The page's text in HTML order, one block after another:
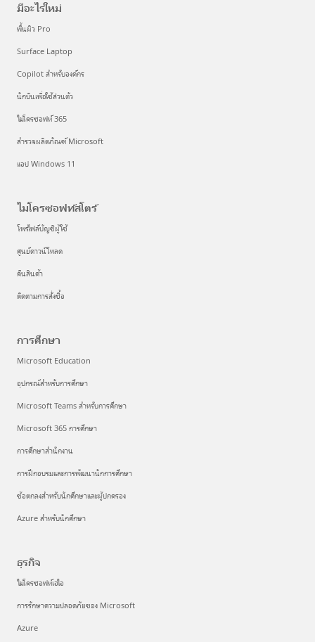
มีอะไรใหม่
พื้นผิว Pro
Surface Laptop
Copilot สำหรับองค์กร
นักบินเพื่อใช้ส่วนตัว
ไมโครซอฟท์ 365
สํารวจผลิตภัณฑ์ Microsoft
แอป Windows 11
ไมโครซอฟท์สโตร์
โพรไฟล์บัญชีผู้ใช้
ศูนย์ดาวน์โหลด
คืนสินค้า
ติดตามการสั่งซื้อ
การศึกษา
Microsoft Education
อุปกรณ์สำหรับการศึกษา
Microsoft Teams สําหรับการศึกษา
Microsoft 365 การศึกษา
การศึกษาสํานักงาน
การฝึกอบรมและการพัฒนานักการศึกษา
ข้อตกลงสำหรับนักศึกษาและผู้ปกครอง
Azure สําหรับนักศึกษา
ธุรกิจ
ไมโครซอฟท์เอไอ
การรักษาความปลอดภัยของ Microsoft
Azure